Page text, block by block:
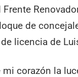
de
licencia de
corazón la